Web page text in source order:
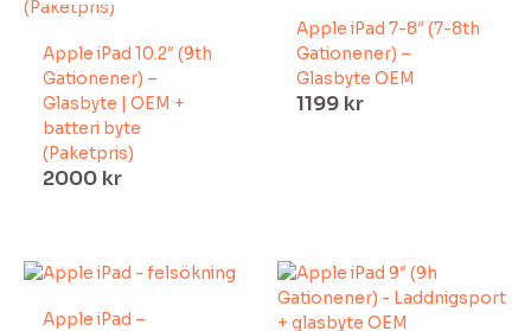
Apple iPad 10.2″ (9th
Gationener) –
Glasbyte | OEM +
batteri byte
(Paketpris)
2000 kr
Apple iPad 7-8″ (7-8th
Gationener) –
Glasbyte OEM
1199 kr
Apple iPad –